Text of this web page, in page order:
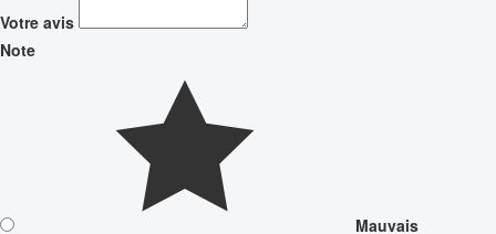
Votre avis
Note
Mauvais